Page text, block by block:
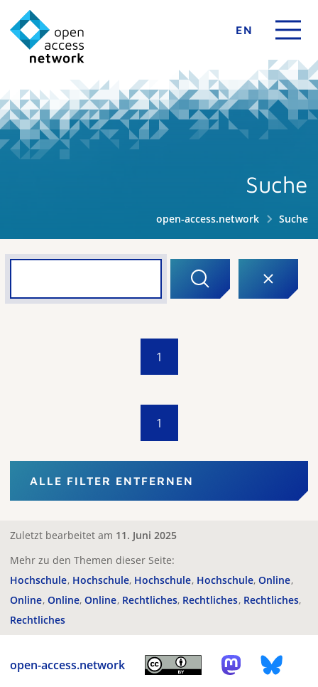
EN
Suche
open-access.network Suche
1
1
ALLE FILTER ENTFERNEN
Zuletzt bearbeitet am 11. Juni 2025
Mehr zu den Themen dieser Seite:
Hochschule Hochschule Hochschule Hochschule Online
Online Online Online Rechtliches Rechtliches Rechtliches
Rechtliches
open-access.network